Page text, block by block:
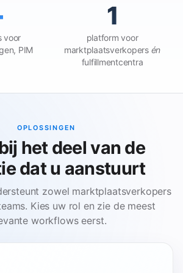
voor
PIM
1
platform voor
marktplaatsverkopers én
fulfillmentcentra
OPLOSSINGEN
het deel van de
dat u aanstuurt
zowel marktplaatsverkopers
Kies uw rol en zie de meest
workflows eerst.